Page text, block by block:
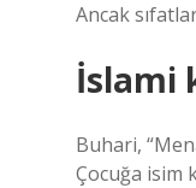
Ancak
İslami
Buhari,
Çocuğa isim